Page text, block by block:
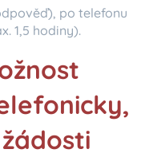
po telefonu
1,5 hodiny).